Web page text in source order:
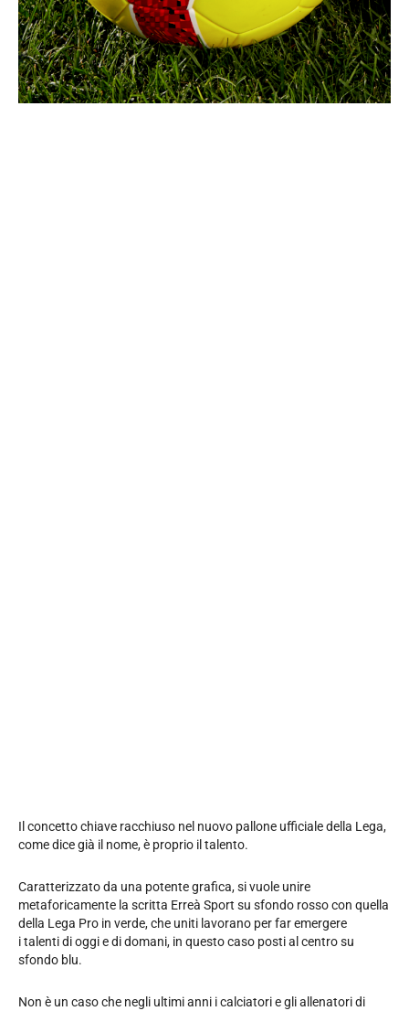
Il concetto chiave racchiuso nel nuovo pallone ufficiale della Lega,
come dice già il nome, è proprio il talento.
Caratterizzato da una potente grafica, si vuole unire
metaforicamente la scritta Erreà Sport su sfondo rosso con quella
della Lega Pro in verde, che uniti lavorano per far emergere
i talenti di oggi e di domani, in questo caso posti al centro su
sfondo blu.
Non è un caso che negli ultimi anni i calciatori e gli allenatori di